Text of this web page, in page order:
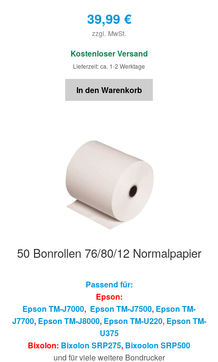
39,99 €
zzgl. MwSt.
€
Kostenloser Versand
Lieferzeit: ca. 1-2 Werktage
In den Warenkorb
50 Bonrollen 76/80/12 Normalpapier
Passend für:
Epson:
Epson TM-J7000, Epson TM-J7500, Epson TM-
J7700, Epson TM-J8000, Epson TM-U220, Epson TM-
U375
Bixolon: Bixolon SRP275, Bixoolon SRP500
und für viele weitere Bondrucker